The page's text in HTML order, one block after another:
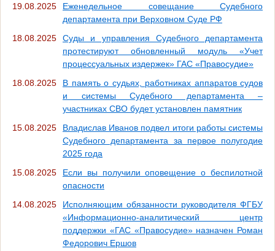
19.08.2025
Еженедельное совещание Судебного
департамента при Верховном Суде РФ
18.08.2025
Суды и управления Судебного департамента
протестируют обновленный модуль «Учет
процессуальных издержек» ГАС «Правосудие»
18.08.2025
В память о судьях, работниках аппаратов судов
и системы Судебного департамента –
участниках СВО будет установлен памятник
15.08.2025
Владислав Иванов подвел итоги работы системы
Судебного департамента за первое полугодие
2025 года
15.08.2025
Если вы получили оповещение о беспилотной
опасности
14.08.2025
Исполняющим обязанности руководителя ФГБУ
«Информационно-аналитический центр
поддержки «ГАС «Правосудие» назначен Роман
Федорович Ершов